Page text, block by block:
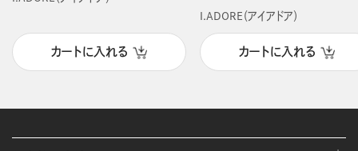
カートに入れる
I.ADORE（アイアドア）
カートに入れる